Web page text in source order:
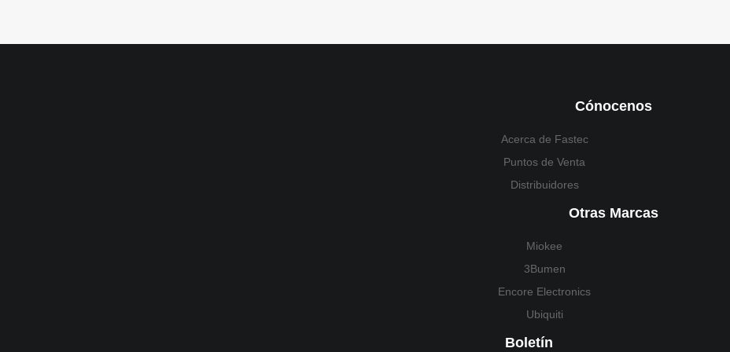
Cónocenos
Acerca de Fastec
Puntos de Venta
Distribuidores
Otras Marcas
Miokee
3Bumen
Encore Electronics
Ubiquiti
Boletín